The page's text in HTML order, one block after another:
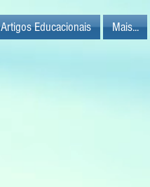
Artigos Educacionais Mais...